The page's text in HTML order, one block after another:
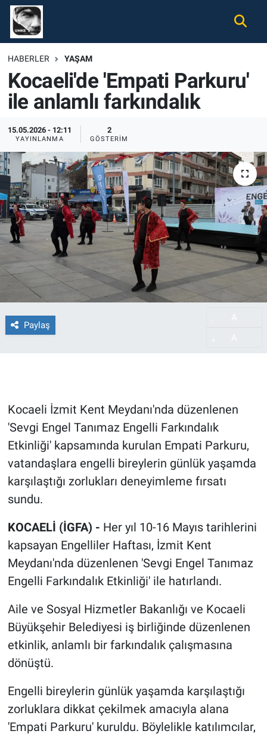
HABERLER YAŞAM
Kocaeli'de 'Empati Parkuru'
ile anlamlı farkındalık
15.05.2026 - 12:11
YAYINLANMA
2
GÖSTERIM
Paylaş
Kocaeli İzmit Kent Meydanı'nda düzenlenen
'Sevgi Engel Tanımaz Engelli Farkındalık
Etkinliği' kapsamında kurulan Empati Parkuru,
vatandaşlara engelli bireylerin günlük yaşamda
karşılaştığı zorlukları deneyimleme fırsatı
sundu.
KOCAELİ (İGFA) - Her yıl 10-16 Mayıs tarihlerini
kapsayan Engelliler Haftası, İzmit Kent
Meydanı'nda düzenlenen 'Sevgi Engel Tanımaz
Engelli Farkındalık Etkinliği' ile hatırlandı.
Aile ve Sosyal Hizmetler Bakanlığı ve Kocaeli
Büyükşehir Belediyesi iş birliğinde düzenlenen
etkinlik, anlamlı bir farkındalık çalışmasına
dönüştü.
Engelli bireylerin günlük yaşamda karşılaştığı
zorluklara dikkat çekilmek amacıyla alana
'Empati Parkuru' kuruldu. Böylelikle katılımcılar,
Gündem
Ekonomi
Spor
Magazin
Tüm Haberler
İletişim
Künye
Nöbetçi Eczaneler
Hava Durumu
Namaz Vakitleri
Trafik Durumu
Süper Lig Puan Durumu ve Fikstür
Tüm Manşetler
Son Dakika Haberleri
Haber Arşivi